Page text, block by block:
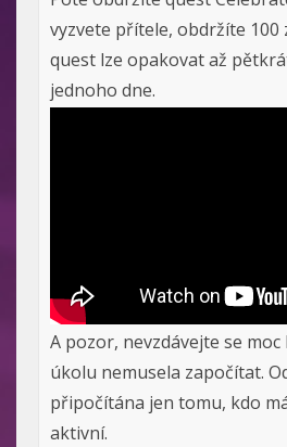
vyzvete přítele, obdržíte 100
quest lze opakovat až
jednoho dne.
A pozor, nevzdávejte se
úkolu nemusela započítat.
připočítána jen tomu, kdo
aktivní.